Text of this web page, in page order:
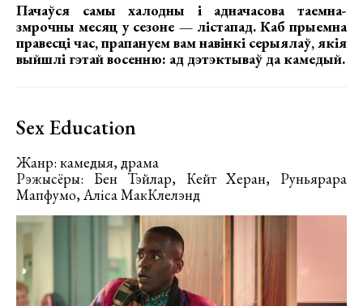
Пачаўся самы халодны і адначасова таемна-
змрочны месяц у сезоне — лістапад. Каб прыемна
правесці час, прапануем вам навінкі серыялаў, якія
выйшлі гэтай восенню: ад дэтэктываў да камедый.
Sex Education
Жанр: камедыя, драма
Рэжысёры: Бен Тэйлар, Кейт Херан, Руньярара
Мапфумо, Аліса МакКлелэнд